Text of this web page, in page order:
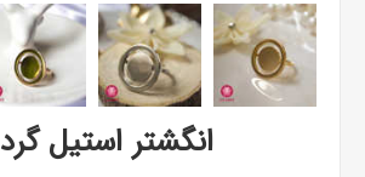
انگشتر استیل گرد 2